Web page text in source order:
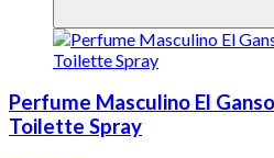
Perfume Masculino El
Toilette Spray